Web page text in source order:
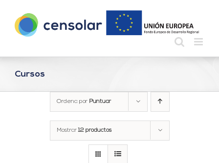
contenido
Cursos
Ordena por Puntuar
Mostrar12 productos